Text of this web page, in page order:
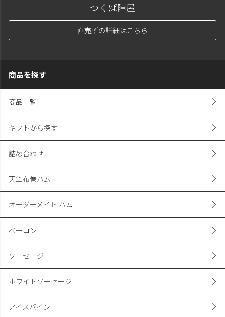
つくば陣屋
直売所の詳細はこちら
商品を探す
商品一覧
ギフトから探す
詰め合わせ
天竺布巻ハム
オーダーメイド ハム
ベーコン
ソーセージ
ホワイトソーセージ
アイスバイン